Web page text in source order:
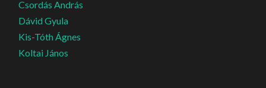
Csordás András
Dávid Gyula
Kis-Tóth Ágnes
Koltai János